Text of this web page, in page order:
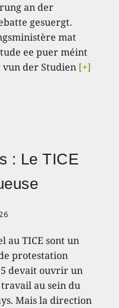
an der
gesuergt.
mat
ee puer méint
der Studien [+]
: Le TICE
au TICE sont un
protestation
devait ouvrir un
au sein du
Mais la direction